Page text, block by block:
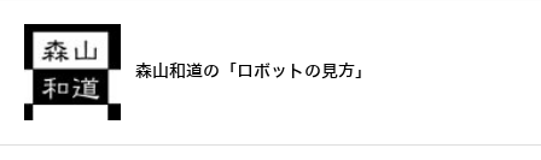
森山和道の「ロボットの見方」